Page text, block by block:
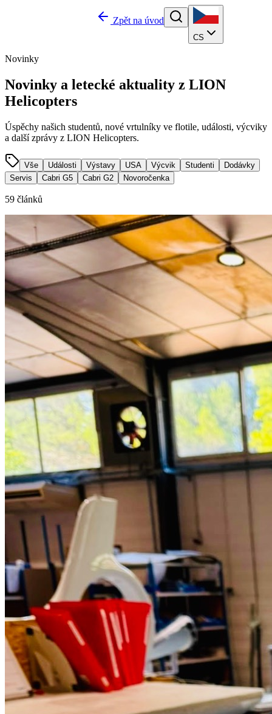
Zpět na úvod
CS
Novinky
Novinky a letecké aktuality z LION
Helicopters
Úspěchy našich studentů, nové vrtulníky ve flotile, události, výcviky
a další zprávy z LION Helicopters.
Vše Události Výstavy USA Výcvik Studenti
Dodávky
Servis
Cabri G5 Cabri G2 Novoročenka
59 článků